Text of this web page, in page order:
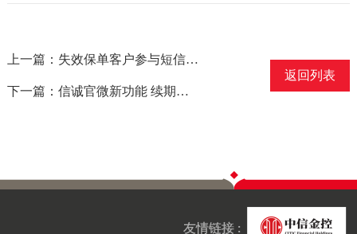
上一篇：失效保单客户参与短信互动，赢取幸运大奖
下一篇：信诚官微新功能 续期保费轻松付
返回列表
友情链接 :